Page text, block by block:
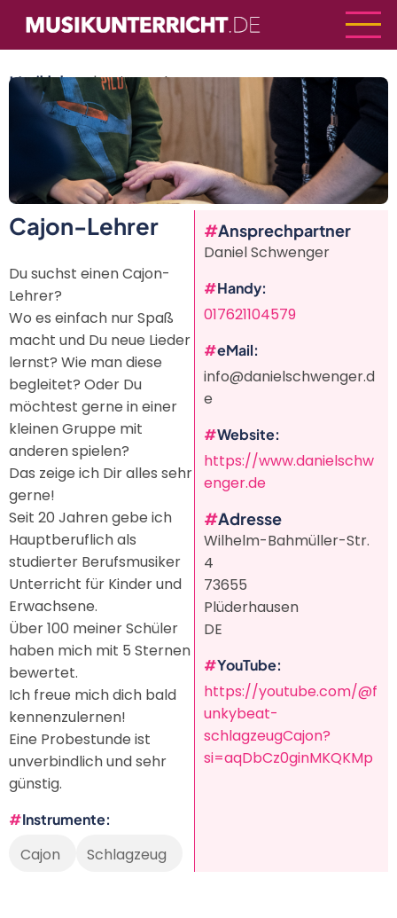
zum
Inhalt
Musiklehrer| Cajon-Lehrer
Vorherige
Weiter
Cajon-Lehrer
Du suchst einen Cajon-
Lehrer?
Wo es einfach nur Spaß
macht und Du neue Lieder
lernst? Wie man diese
begleitet? Oder Du
möchtest gerne in einer
kleinen Gruppe mit
anderen spielen?
Das zeige ich Dir alles sehr
gerne!
Seit 20 Jahren gebe ich
Hauptberuflich als
studierter Berufsmusiker
Unterricht für Kinder und
Erwachsene.
Über 100 meiner Schüler
haben mich mit 5 Sternen
bewertet.
Ich freue mich dich bald
kennenzulernen!
Eine Probestunde ist
unverbindlich und sehr
günstig.
Instrumente
Cajon Schlagzeug
Ansprechpartner
Daniel Schwenger
Handy
017621104579
eMail
info@danielschwenger.d
e
Website
https://www.danielschw
enger.de
Adresse
Wilhelm-Bahmüller-Str.
4
73655
Plüderhausen
DE
YouTube
https://youtube.com/@f
unkybeat-
schlagzeugCajon?
si=aqDbCz0ginMKQKMp